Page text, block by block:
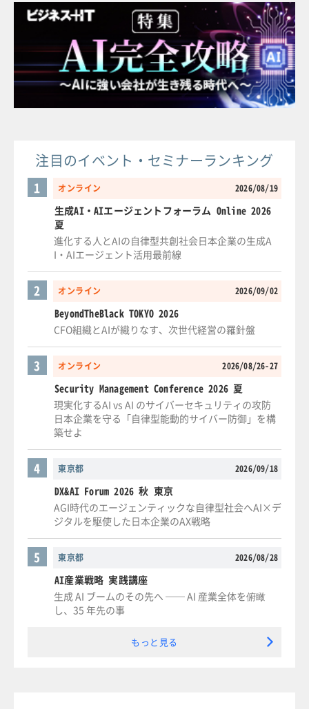
注目のイベント・セミナーランキング
オンライン 2026/08/19
1
生成AI・AIエージェントフォーラム Online 2026
夏
進化する人とAIの自律型共創社会日本企業の生成A
I・AIエージェント活用最前線
オンライン 2026/09/02
2
BeyondTheBlack TOKYO 2026
CFO組織とAIが織りなす、次世代経営の羅針盤
オンライン 2026/08/26-27
3
Security Management Conference 2026 夏
現実化するAI vs AI のサイバーセキュリティの攻防
日本企業を守る「自律型能動的サイバー防御」を構
築せよ
東京都 2026/09/18
4
DX&AI Forum 2026 秋 東京
AGI時代のエージェンティックな自律型社会へAI×デ
ジタルを駆使した日本企業のAX戦略
東京都 2026/08/28
5
AI産業戦略 実践講座
生成 AI ブームのその先へ ── AI 産業全体を俯瞰
し、35 年先の事
もっと見る